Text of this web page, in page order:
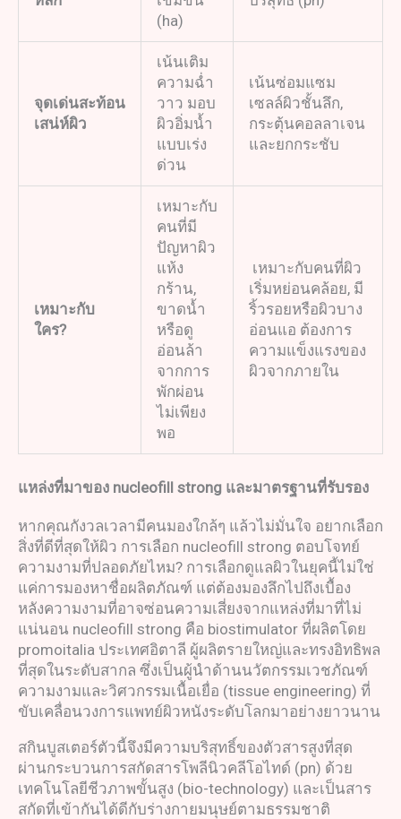
(ha)
จุดเด่นสะท้อน
เสน่ห์ผิว
เน้นเติม
ความฉ่ำ
วาว มอบ
ผิวอิ่มน้ำ
แบบเร่ง
ด่วน
เน้นซ่อมแซม
เซลล์ผิวชั้นลึก,
กระตุ้นคอลลาเจน
และยกกระชับ
เหมาะกับ
ใคร?
เหมาะกับ
คนที่มี
ปัญหาผิว
แห้ง
กร้าน,
ขาดน้ำ
หรือดู
อ่อนล้า
จากการ
พักผ่อน
ไม่เพียง
พอ
เหมาะกับคนที่ผิว
เริ่มหย่อนคล้อย, มี
ริ้วรอยหรือผิวบาง
อ่อนแอ ต้องการ
ความแข็งแรงของ
ผิวจากภายใน
แหล่งที่มาของ nucleofill strong และมาตรฐานที่รับรอง
หากคุณกังวลเวลามีคนมองใกล้ๆ แล้วไม่มั่นใจ อยากเลือก
สิ่งที่ดีที่สุดให้ผิว การเลือก nucleofill strong ตอบโจทย์
ความงามที่ปลอดภัยไหม? การเลือกดูแลผิวในยุคนี้ไม่ใช่
แค่การมองหาชื่อผลิตภัณฑ์ แต่ต้องมองลึกไปถึงเบื้อง
หลังความงามที่อาจซ่อนความเสี่ยงจากแหล่งที่มาที่ไม่
แน่นอน nucleofill strong คือ biostimulator ที่ผลิตโดย
promoitalia ประเทศอิตาลี ผู้ผลิตรายใหญ่และทรงอิทธิพล
ที่สุดในระดับสากล ซึ่งเป็นผู้นำด้านนวัตกรรมเวชภัณฑ์
ความงามและวิศวกรรมเนื้อเยื่อ (tissue engineering) ที่
ขับเคลื่อนวงการแพทย์ผิวหนังระดับโลกมาอย่างยาวนาน
สกินบูสเตอร์ตัวนี้จึงมีความบริสุทธิ์ของตัวสารสูงที่สุด
ผ่านกระบวนการสกัดสารโพลีนิวคลีโอไทด์ (pn) ด้วย
เทคโนโลยีชีวภาพขั้นสูง (bio-technology) และเป็นสาร
สกัดที่เข้ากันได้ดีกับร่างกายมนุษย์ตามธรรมชาติ